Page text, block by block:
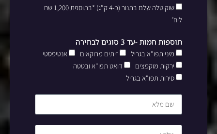
שוק טלה שלם בתנור (כ-4 ק”ג) *בתוספת 1,200 שח
ליח’
תוספות חמות -עד 3 סוגים לבחירה
מיני תפו"א בגריל זיתים מרוקאים
אנטיפסטי
ירקות מוקפצים
דואט תפו"א ובטטה
סירות תפו"א בגריל